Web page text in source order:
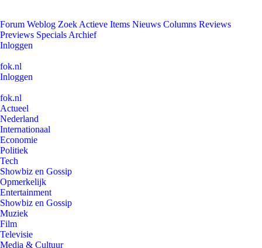
Forum Weblog Zoek Actieve Items Nieuws Columns Reviews
Previews Specials Archief
Inloggen
fok.nl
Inloggen
fok.nl
Actueel
Nederland
Internationaal
Economie
Politiek
Tech
Showbiz en Gossip
Opmerkelijk
Entertainment
Showbiz en Gossip
Muziek
Film
Televisie
Media & Cultuur